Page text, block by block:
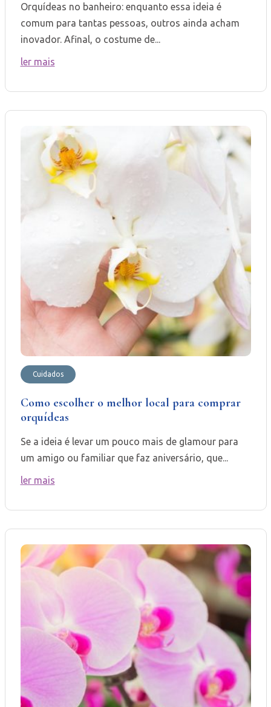
Orquídeas no banheiro: enquanto essa ideia é
comum para tantas pessoas, outros ainda acham
inovador. Afinal, o costume de...
ler mais
Cuidados
Como escolher o melhor local para comprar
orquídeas
Se a ideia é levar um pouco mais de glamour para
um amigo ou familiar que faz aniversário, que...
ler mais